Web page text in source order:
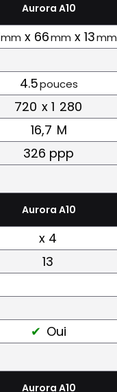
Aurora A10
mm x 66mm x 13mm
4.5pouces
720 x 1 280
16,7 M
326 ppp
Aurora A10
x 4
13
Oui
Aurora A10